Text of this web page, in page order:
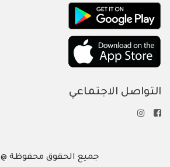
التواصل الاجتماعي
جميع الحقوق محفوظة @ 2026